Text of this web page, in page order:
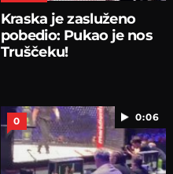
Kraska je zasluženo
pobedio: Pukao je nos
Truščeku!
0:06
0